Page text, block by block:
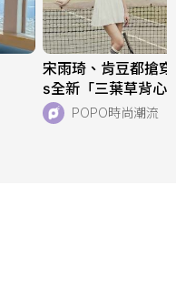
宋雨琦、肯豆都搶
s全新「三葉草背心
天穿！直接當日常
POPO時尚潮流